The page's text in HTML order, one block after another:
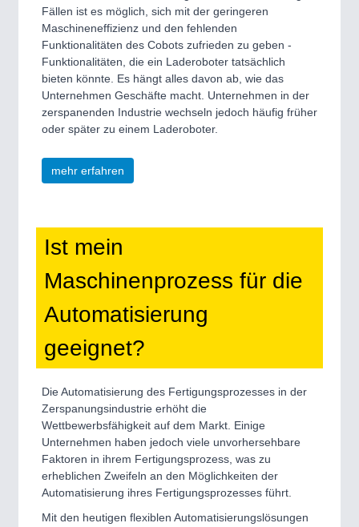
Fällen ist es möglich, sich mit der geringeren
Maschineneffizienz und den fehlenden
Funktionalitäten des Cobots zufrieden zu geben -
Funktionalitäten, die ein Laderoboter tatsächlich
bieten könnte. Es hängt alles davon ab, wie das
Unternehmen Geschäfte macht. Unternehmen in der
zerspanenden Industrie wechseln jedoch häufig früher
oder später zu einem Laderoboter.
mehr erfahren
Ist mein
Maschinenprozess für die
Automatisierung
geeignet?
Die Automatisierung des Fertigungsprozesses in der
Zerspanungsindustrie erhöht die
Wettbewerbsfähigkeit auf dem Markt. Einige
Unternehmen haben jedoch viele unvorhersehbare
Faktoren in ihrem Fertigungsprozess, was zu
erheblichen Zweifeln an den Möglichkeiten der
Automatisierung ihres Fertigungsprozesses führt.
Mit den heutigen flexiblen Automatisierungslösungen